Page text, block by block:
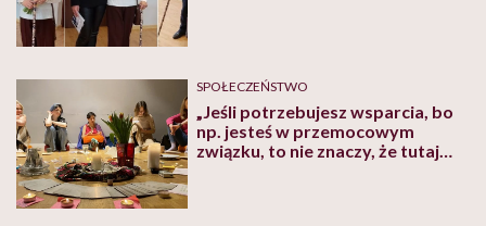
SPOŁECZEŃSTWO
„Jeśli potrzebujesz wsparcia, bo
np. jesteś w przemocowym
związku, to nie znaczy, że tutaj